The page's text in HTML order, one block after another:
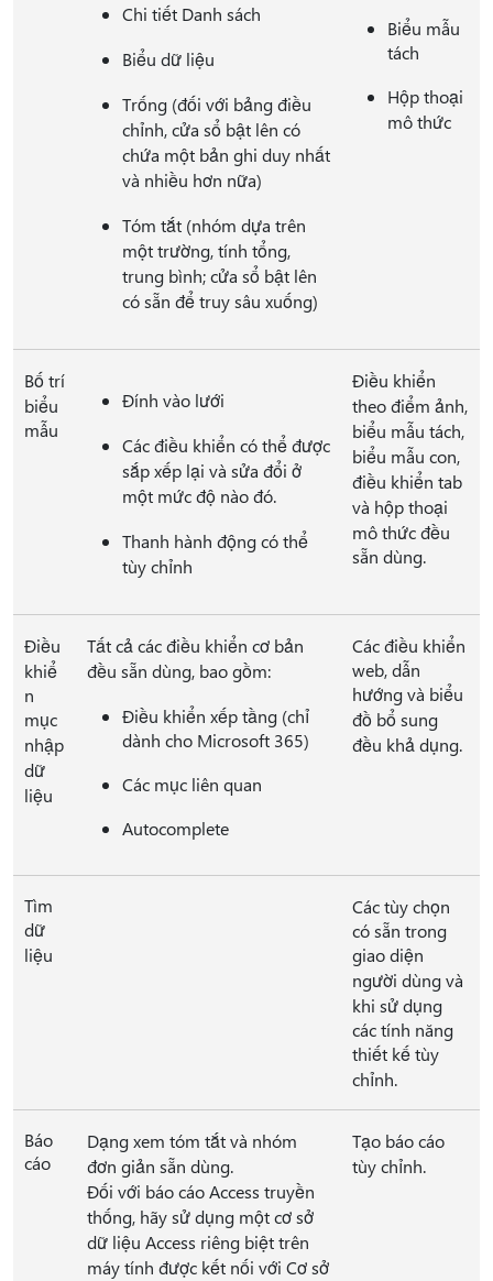
Chi tiết Danh sách
Biểu dữ liệu
Trống (đối với bảng điều
chỉnh, cửa sổ bật lên có
chứa một bản ghi duy nhất
và nhiều hơn nữa)
Tóm tắt (nhóm dựa trên
một trường, tính tổng,
trung bình; cửa sổ bật lên
có sẵn để truy sâu xuống)
Biểu mẫu
tách
Hộp thoại
mô thức
Bố trí
biểu
mẫu
Đính vào lưới
Các điều khiển có thể được
sắp xếp lại và sửa đổi ở
một mức độ nào đó.
Thanh hành động có thể
tùy chỉnh
Điều khiển
theo điểm ảnh,
biểu mẫu tách,
biểu mẫu con,
điều khiển tab
và hộp thoại
mô thức đều
sẵn dùng.
Điều
khiể
n
mục
nhập
dữ
liệu
Tất cả các điều khiển cơ bản
đều sẵn dùng, bao gồm:
Điều khiển xếp tầng (chỉ
dành cho Microsoft 365)
Các mục liên quan
Autocomplete
Các điều khiển
web, dẫn
hướng và biểu
đồ bổ sung
đều khả dụng.
Tìm
dữ
liệu
Các tùy chọn
có sẵn trong
giao diện
người dùng và
khi sử dụng
các tính năng
thiết kế tùy
chỉnh.
Báo
cáo
Dạng xem tóm tắt và nhóm
đơn giản sẵn dùng.
Đối với báo cáo Access truyền
thống, hãy sử dụng một cơ sở
dữ liệu Access riêng biệt trên
máy tính được kết nối với Cơ sở
Tạo báo cáo
tùy chỉnh.